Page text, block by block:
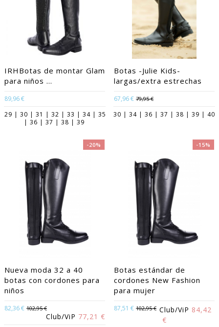
IRHBotas de montar Glam
para niños ...
89,96 €
29 | 30 | 31 | 32 | 33 | 34 | 35
| 36 | 37 | 38 | 39
Botas -Julie Kids-
largas/extra estrechas
67,96 € 79,95 €
30 | 34 | 36 | 37 | 38 | 39 | 40
-20%
Nueva moda 32 a 40
botas con cordones para
niños
82,36 € 102,95 €
Club/ViP 77,21 €
-15%
Botas estándar de
cordones New Fashion
para mujer
87,51 € 102,95 € Club/ViP 84,42
€